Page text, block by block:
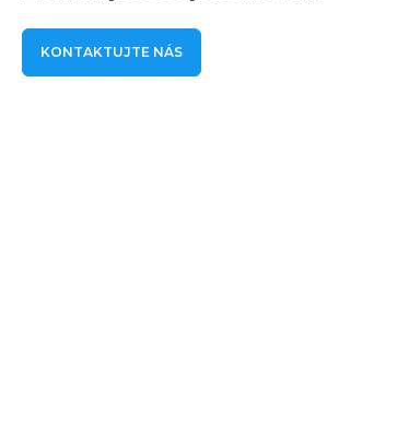
KONTAKTUJTE NÁS